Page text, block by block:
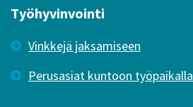
Työhyvinvointi
Vinkkejä jaksamiseen
Perusasiat kuntoon työpaikalla